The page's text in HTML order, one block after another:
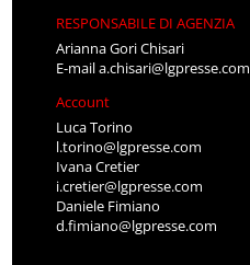
RESPONSABILE DI AGENZIA
Arianna Gori Chisari
E-maila.chisari@lgpresse.com
Account
Luca Torino
l.torino@lgpresse.com
Ivana Cretier
i.cretier@lgpresse.com
Daniele Fimiano
d.fimiano@lgpresse.com